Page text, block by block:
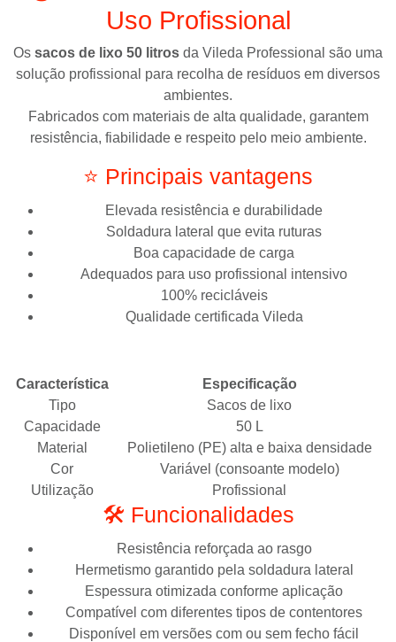
Uso Profissional
Os sacos de lixo 50 litros da Vileda Professional são uma
solução profissional para recolha de resíduos em diversos
ambientes.
Fabricados com materiais de alta qualidade, garantem
resistência, fiabilidade e respeito pelo meio ambiente.
⭐ Principais vantagens
Elevada resistência e durabilidade
Soldadura lateral que evita ruturas
Boa capacidade de carga
Adequados para uso profissional intensivo
100% recicláveis
Qualidade certificada Vileda
Característica
Especificação
Tipo
Sacos de lixo
Capacidade
50 L
Material
Polietileno (PE) alta e baixa densidade
Cor
Variável (consoante modelo)
Utilização
Profissional
🛠️ Funcionalidades
Resistência reforçada ao rasgo
Hermetismo garantido pela soldadura lateral
Espessura otimizada conforme aplicação
Compatível com diferentes tipos de contentores
Disponível em versões com ou sem fecho fácil